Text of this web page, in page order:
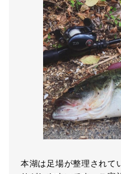
本湖は足場が整理されて